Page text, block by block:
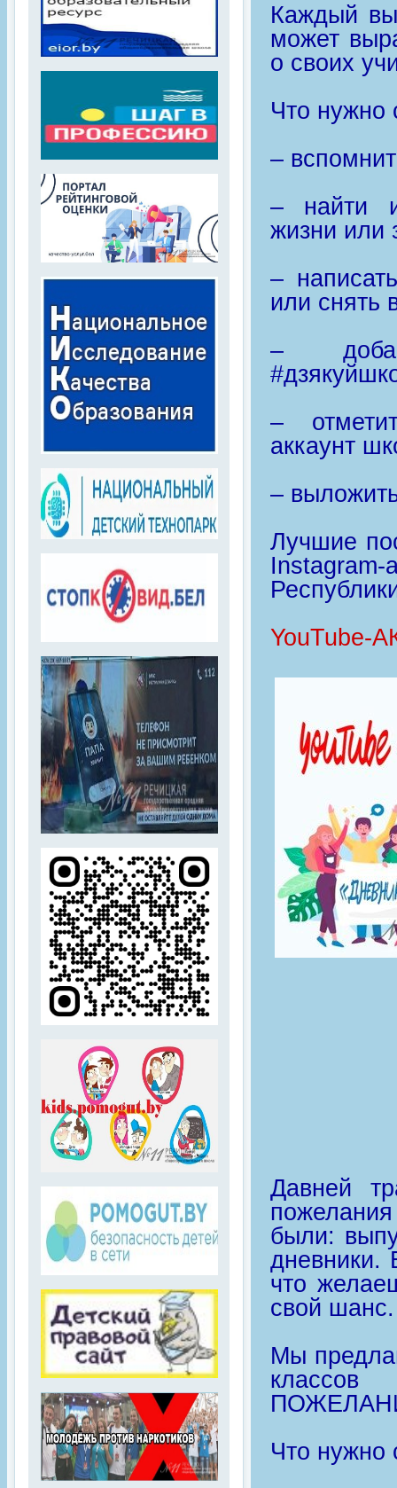
Каждый
может
о своих
Что нужно
–
– найти
жизни или
–
или снять
–
–
аккаунт
–
Лучшие
Давней
были:
дневники.
что
свой шанс.
Мы
Что нужно